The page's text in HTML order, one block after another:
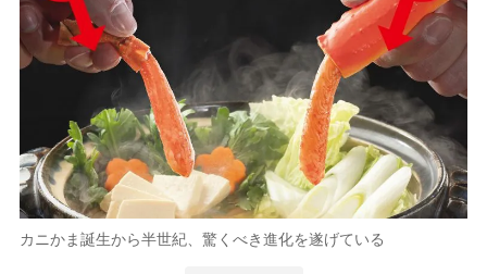
カニかま誕生から半世紀、驚くべき進化を遂げている